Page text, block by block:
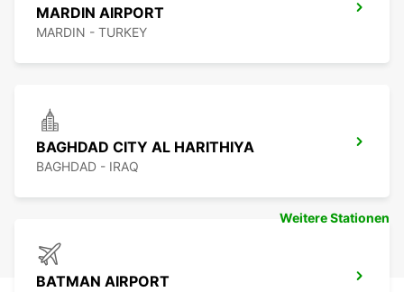
MARDIN AIRPORT
MARDIN - TURKEY
BAGHDAD CITY AL HARITHIYA
BAGHDAD - IRAQ
BATMAN AIRPORT
Weitere Stationen